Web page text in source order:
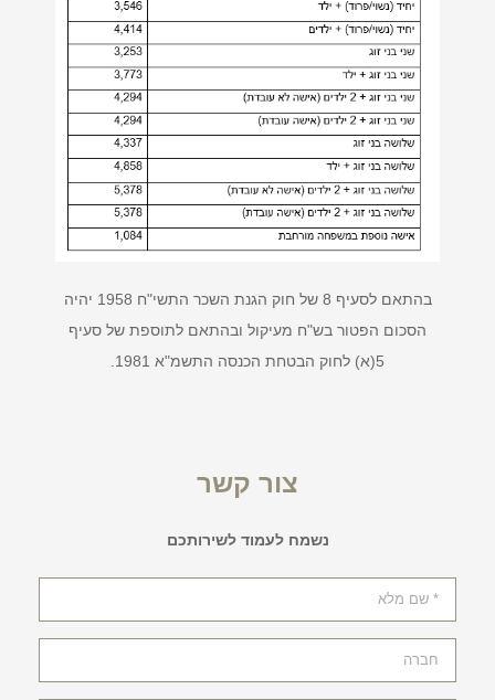
בהתאם לסעיף 8 של חוק הגנת השכר התשי"ח 1958 יהיה
הסכום הפטור בש"ח מעיקול ובהתאם לתוספת של סעיף
5(א) לחוק הבטחת הכנסה התשמ"א 1981.
צור קשר
נשמח לעמוד לשירותכם